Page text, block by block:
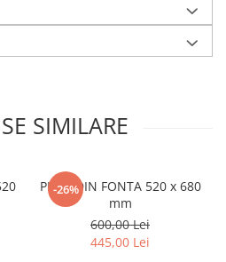
SIMILARE
-26%
PLITA DIN FONTA 520 x 680
mm
600,00 Lei
445,00 Lei